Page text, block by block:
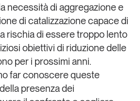
necessità di aggregazione e
di catalizzazione capace di
rischia di essere troppo lento
obiettivi di riduzione delle
per i prossimi anni.
far conoscere queste
presenza dei